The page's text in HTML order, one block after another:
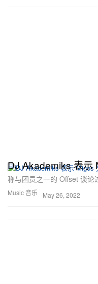
Music 音乐
DJ Akademiks 表示
称与团员之一的 Offset 谈论
May 26, 2022